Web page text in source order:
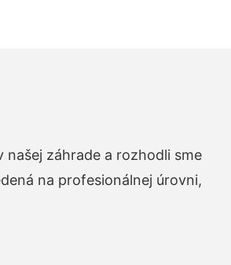
záhrade a rozhodli sme
na profesionálnej úrovni,